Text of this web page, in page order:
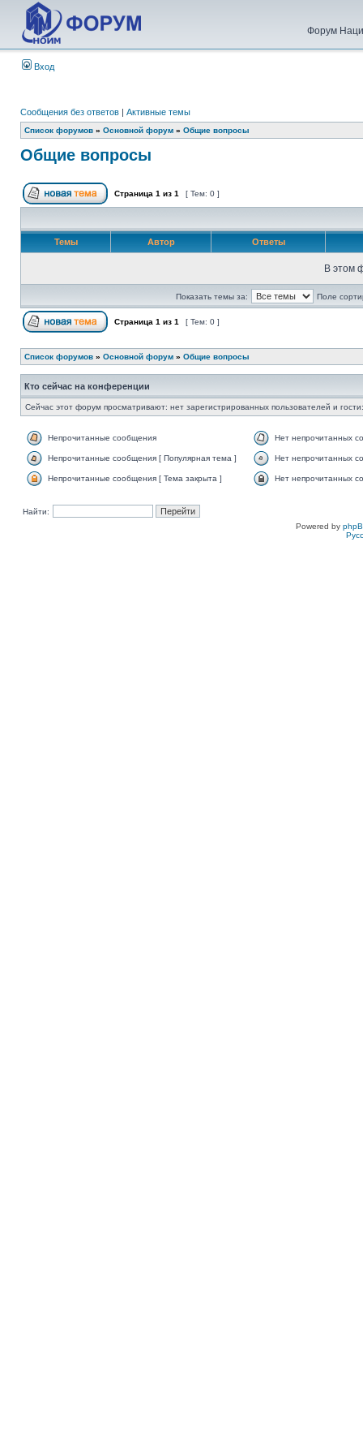
Форум
Вход
Сообщения без ответов | Активные темы
Список форумов » Основной форум » Общие вопросы
Общие вопросы
Страница 1 из 1 [ Тем: 0 ]
Темы Автор Ответы
В этом
Показать темы за: Поле
Страница 1 из 1 [ Тем: 0 ]
Список форумов » Основной форум » Общие вопросы
Кто сейчас на конференции
Сейчас этот форум просматривают: нет зарегистрированных пользователей и
Непрочитанные сообщения Нет непрочитанных
Непрочитанные сообщения [ Популярная тема ] Нет непрочитанных
Непрочитанные сообщения [ Тема закрыта ] Нет непрочитанных
Найти:
Powered by